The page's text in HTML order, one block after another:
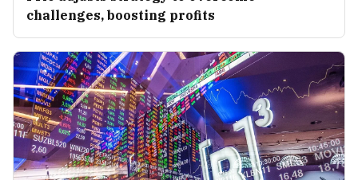
challenges, boosting profits